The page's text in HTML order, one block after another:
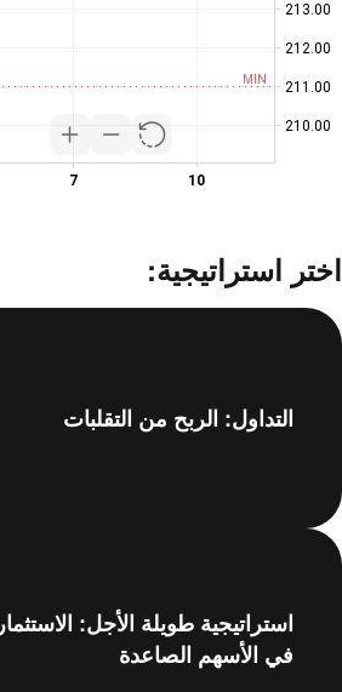
اختر استراتيجية:
التداول: الربح من التقلبات
استراتيجية طويلة الأجل: الاستثمار
في الأسهم الصاعدة